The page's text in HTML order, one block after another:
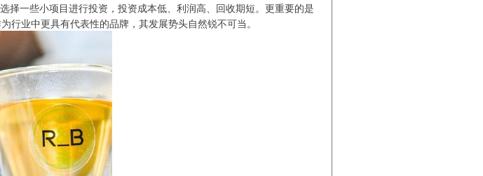
一些小项目进行投资，投资成本低、利润高、回收期短。更重要的是
业中更具有代表性的品牌，其发展势头自然锐不可当。